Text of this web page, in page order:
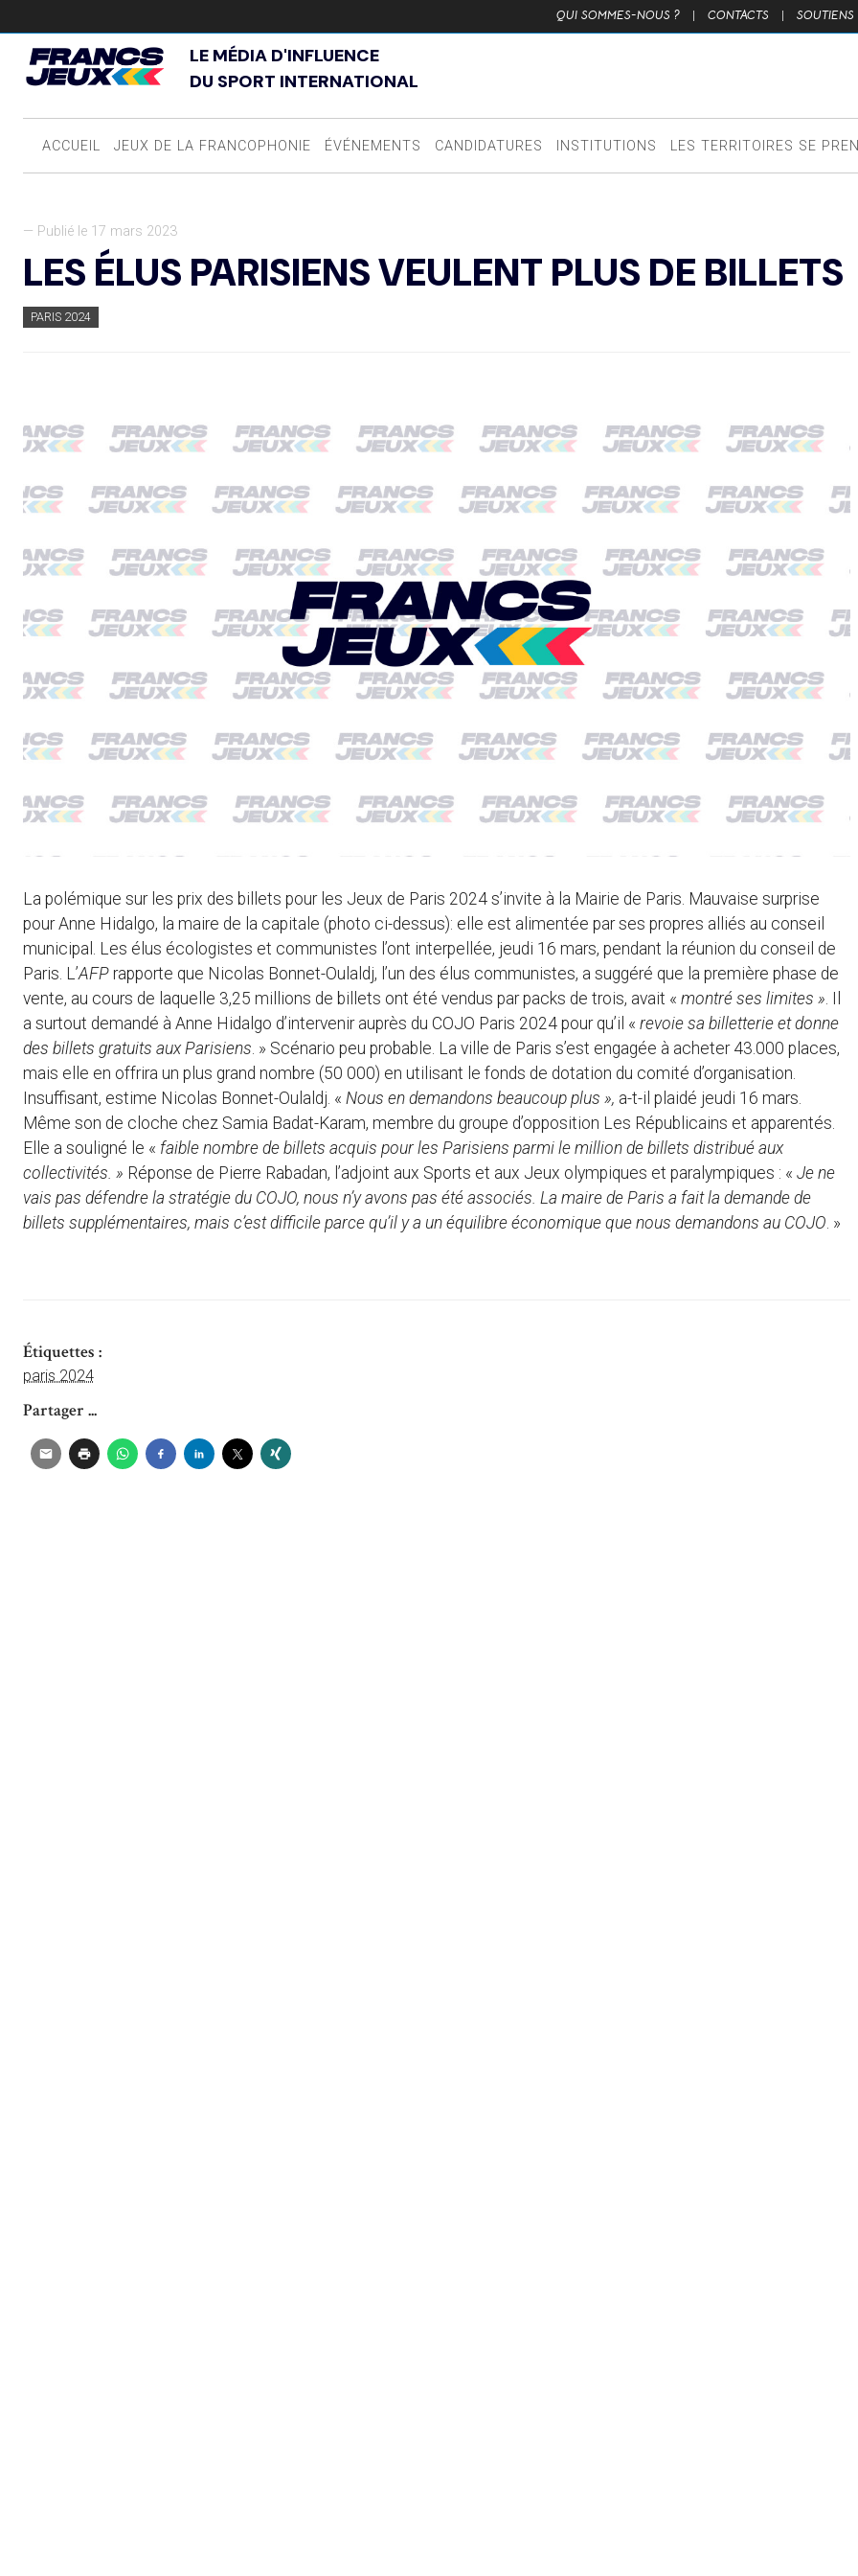
QUI SOMMES-NOUS ? | CONTACTS | SOUTIENS
LE MÉDIA D'INFLUENCE
DU SPORT INTERNATIONAL
ACCUEIL JEUX DE LA FRANCOPHONIE ÉVÉNEMENTS CANDIDATURES INSTITUTIONS LES TERRITOIRES SE
— Publié le 17 mars 2023
LES ÉLUS PARISIENS VEULENT PLUS DE BILLETS
PARIS 2024
La polémique sur les prix des billets pour les Jeux de Paris 2024 s’invite à la Mairie de Paris. Mauvaise surprise
pour Anne Hidalgo, la maire de la capitale (photo ci-dessus): elle est alimentée par ses propres alliés au conseil
municipal. Les élus écologistes et communistes l’ont interpellée, jeudi 16 mars, pendant la réunion du conseil de
Paris. L’AFP rapporte que Nicolas Bonnet-Oulaldj, l’un des élus communistes, a suggéré que la première phase de
vente, au cours de laquelle 3,25 millions de billets ont été vendus par packs de trois, avait « montré ses limites ». Il
a surtout demandé à Anne Hidalgo d’intervenir auprès du COJO Paris 2024 pour qu’il « revoie sa billetterie et donne
des billets gratuits aux Parisiens. » Scénario peu probable. La ville de Paris s’est engagée à acheter 43.000 places,
mais elle en offrira un plus grand nombre (50 000) en utilisant le fonds de dotation du comité d’organisation.
Insuffisant, estime Nicolas Bonnet-Oulaldj. « Nous en demandons beaucoup plus », a-t-il plaidé jeudi 16 mars.
Même son de cloche chez Samia Badat-Karam, membre du groupe d’opposition Les Républicains et apparentés.
Elle a souligné le « faible nombre de billets acquis pour les Parisiens parmi le million de billets distribué aux
collectivités. » Réponse de Pierre Rabadan, l’adjoint aux Sports et aux Jeux olympiques et paralympiques : « Je ne
vais pas défendre la stratégie du COJO, nous n’y avons pas été associés. La maire de Paris a fait la demande de
billets supplémentaires, mais c’est difficile parce qu’il y a un équilibre économique que nous demandons au COJO. »
Étiquettes :
paris 2024
Partager ...